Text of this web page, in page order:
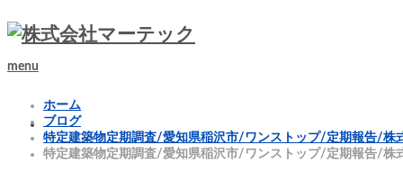
menu
ホーム
ブログ
特定建築物定期調査/愛知県稲沢市/ワンストップ/定期報告/株
特定建築物定期調査/愛知県稲沢市/ワンストップ/定期報告/株